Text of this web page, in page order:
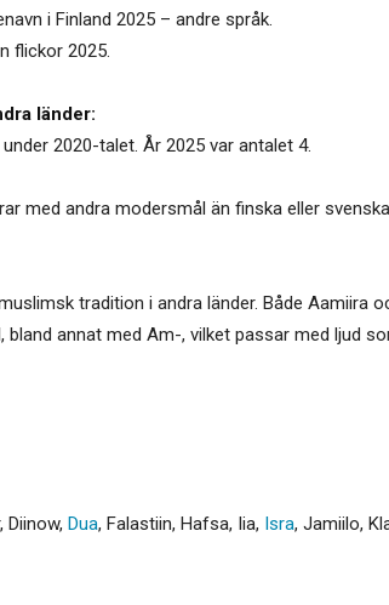
i Finland 2025 – andre språk.
flickor 2025.
länder:
2020-talet. År 2025 var antalet 4.
med andra modersmål än finska eller svenska
tradition i andra länder. Både
annat med Am-, vilket passar med ljud
, Diinow, Dua, Falastiin, Hafsa, Iia, Isra, Jamiilo,